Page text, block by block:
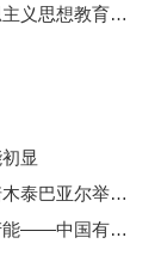
伟大征程丨延安整风：一次深刻的马克思主义思想教育运动
显
中铝集团董事长段向东与蒙古国副总理诺木泰巴亚尔举行会谈
锻造无愧时代无愧使命的世界一流新质产能——中国有色金属工业的战略应对与破局之道（二）